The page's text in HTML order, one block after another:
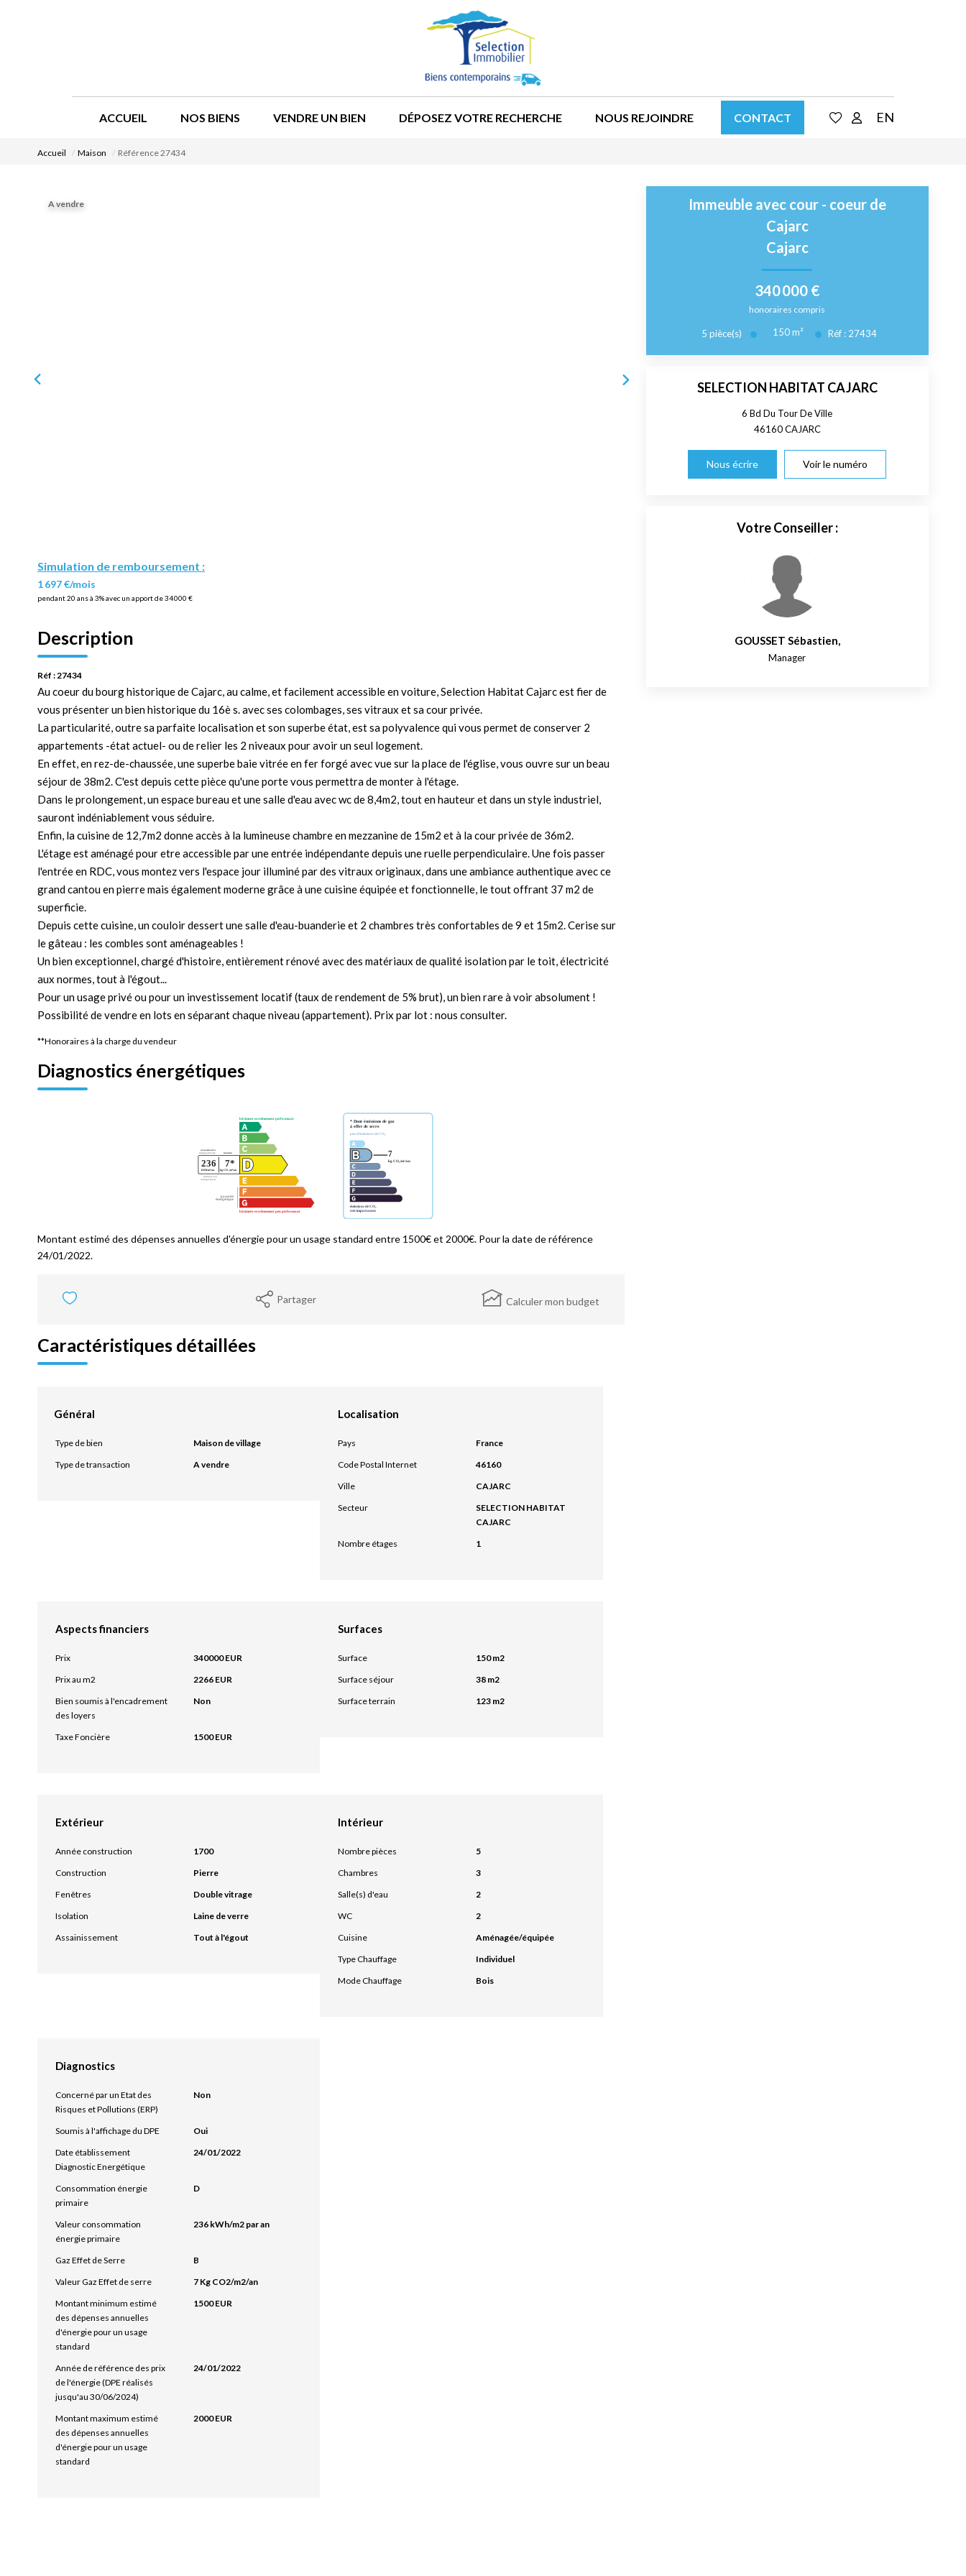
ACCUEIL NOS BIENS VENDRE UN BIEN DÉPOSEZ VOTRE RECHERCHE NOUS REJOINDRE CONTACT EN
Accueil Maison Référence 27434
A vendre
Simulation de remboursement :
1 697 €/mois
pendant 20 ans à 3% avec un apport de 34 000 €
Description
Réf : 27434
Au coeur du bourg historique de Cajarc, au calme, et facilement accessible en voiture, Selection Habitat Cajarc est fier de
vous présenter un bien historique du 16è s. avec ses colombages, ses vitraux et sa cour privée.
La particularité, outre sa parfaite localisation et son superbe état, est sa polyvalence qui vous permet de conserver 2
appartements -état actuel- ou de relier les 2 niveaux pour avoir un seul logement.
En effet, en rez-de-chaussée, une superbe baie vitrée en fer forgé avec vue sur la place de l'église, vous ouvre sur un beau
séjour de 38m2. C'est depuis cette pièce qu'une porte vous permettra de monter à l'étage.
Dans le prolongement, un espace bureau et une salle d'eau avec wc de 8,4m2, tout en hauteur et dans un style industriel,
sauront indéniablement vous séduire.
Enfin, la cuisine de 12,7m2 donne accès à la lumineuse chambre en mezzanine de 15m2 et à la cour privée de 36m2.
L'étage est aménagé pour etre accessible par une entrée indépendante depuis une ruelle perpendiculaire. Une fois passer
l'entrée en RDC, vous montez vers l'espace jour illuminé par des vitraux originaux, dans une ambiance authentique avec ce
grand cantou en pierre mais également moderne grâce à une cuisine équipée et fonctionnelle, le tout offrant 37 m2 de
superficie.
Depuis cette cuisine, un couloir dessert une salle d'eau-buanderie et 2 chambres très confortables de 9 et 15m2. Cerise sur
le gâteau : les combles sont aménageables !
Un bien exceptionnel, chargé d'histoire, entièrement rénové avec des matériaux de qualité isolation par le toit, électricité
aux normes, tout à l'égout...
Pour un usage privé ou pour un investissement locatif (taux de rendement de 5% brut), un bien rare à voir absolument !
Possibilité de vendre en lots en séparant chaque niveau (appartement). Prix par lot : nous consulter.
**Honoraires à la charge du vendeur
Diagnostics énergétiques
Montant estimé des dépenses annuelles d'énergie pour un usage standard entre 1500€ et 2000€. Pour la date de référence
24/01/2022.
Partager Calculer mon budget
Caractéristiques détaillées
Général
Type de bien
Maison de village
Type de transaction
A vendre
Localisation
Pays
France
Code Postal Internet
46160
Ville
CAJARC
Secteur
SELECTION HABITAT
CAJARC
Nombre étages
1
Aspects financiers
Prix
340000 EUR
Prix au m2
2266 EUR
Bien soumis à l'encadrement
des loyers
Non
Taxe Foncière 1500 EUR
Surfaces
Surface
150 m2
Surface séjour
38 m2
Surface terrain
123 m2
Extérieur
Année construction
1700
Construction
Pierre
Fenêtres
Double vitrage
Isolation
Laine de verre
Assainissement
Tout à l'égout
Intérieur
Nombre pièces
5
Chambres
3
Salle(s) d'eau
2
WC
2
Cuisine
Aménagée/équipée
Type Chauffage
Individuel
Mode Chauffage
Bois
Diagnostics
Concerné par un Etat des
Risques et Pollutions (ERP)
Non
Soumis à l'affichage du DPE
Oui
Date établissement
Diagnostic Energétique
24/01/2022
Consommation énergie
primaire
D
Valeur consommation
énergie primaire
236 kWh/m2 par an
Gaz Effet de Serre
B
Valeur Gaz Effet de serre
7 Kg CO2/m2/an
Montant minimum estimé
des dépenses annuelles
d'énergie pour un usage
standard
1500 EUR
Année de référence des prix
de l'énergie (DPE réalisés
jusqu'au 30/06/2024)
24/01/2022
Montant maximum estimé
des dépenses annuelles
d'énergie pour un usage
standard
2000 EUR
Immeuble avec cour - coeur de
Cajarc
Cajarc
340 000 €
honoraires compris
5pièce(s) 150m² Réf : 27434
SELECTION HABITAT CAJARC
6 Bd Du Tour De Ville
46160CAJARC
Nous écrire Voir le numéro
Votre Conseiller :
GOUSSET Sébastien,
Manager